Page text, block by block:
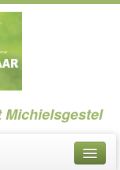
Michielsgestel